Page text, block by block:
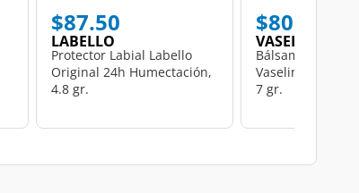
$87.50
LABELLO
Protector Labial Labello
Original 24h Humectación,
4.8 gr.
$80.00
VASELINE
Bálsamo para
Vaseline Lip
7 gr.